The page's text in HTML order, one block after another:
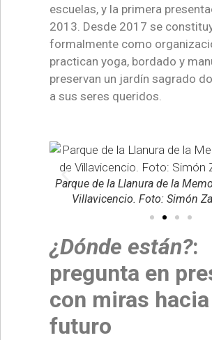
escuelas, y la primera
2013. Desde 2017 se
formalmente como
practican yoga, bordado y
preservan un jardín sagrado
a sus seres queridos.
Parque de la Llanura de la
Villavicencio. Foto: Simón
¿Dónde están?:
pregunta en
con miras
futuro